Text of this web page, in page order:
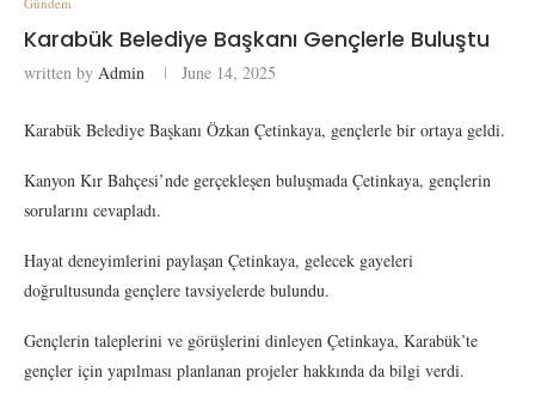
Karabük Belediye Başkanı Gençlerle Buluştu
written by Admin June 14, 2025
Karabük Belediye Başkanı Özkan Çetinkaya, gençlerle bir ortaya geldi.
Kanyon Kır Bahçesi’nde gerçekleşen buluşmada Çetinkaya, gençlerin
sorularını cevapladı.
Hayat deneyimlerini paylaşan Çetinkaya, gelecek gayeleri
doğrultusunda gençlere tavsiyelerde bulundu.
Gençlerin taleplerini ve görüşlerini dinleyen Çetinkaya, Karabük’te
gençler için yapılması planlanan projeler hakkında da bilgi verdi.